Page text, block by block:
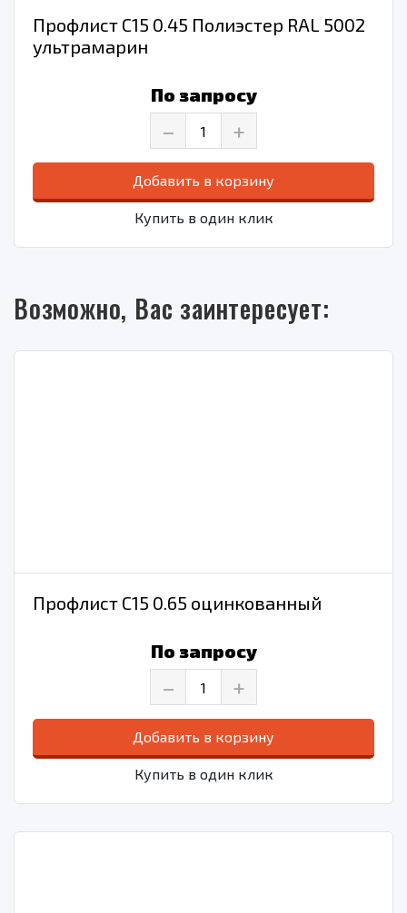
Профлист С15 0.45 Полиэстер RAL 5002
ультрамарин
По запросу
– +
Добавить в корзину
Купить в один клик
Возможно, Вас заинтересует:
Профлист С15 0.65 оцинкованный
По запросу
– +
Добавить в корзину
Купить в один клик